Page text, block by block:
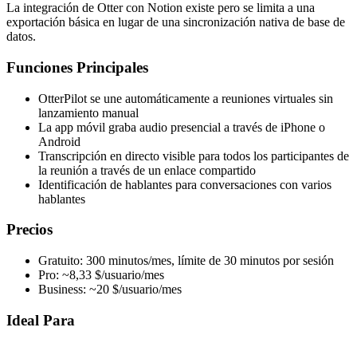
La integración de Otter con Notion existe pero se limita a una
exportación básica en lugar de una sincronización nativa de base de
datos.
Funciones Principales
OtterPilot se une automáticamente a reuniones virtuales sin
lanzamiento manual
La app móvil graba audio presencial a través de iPhone o
Android
Transcripción en directo visible para todos los participantes de
la reunión a través de un enlace compartido
Identificación de hablantes para conversaciones con varios
hablantes
Precios
Gratuito: 300 minutos/mes, límite de 30 minutos por sesión
Pro: ~8,33 $/usuario/mes
Business: ~20 $/usuario/mes
Ideal Para